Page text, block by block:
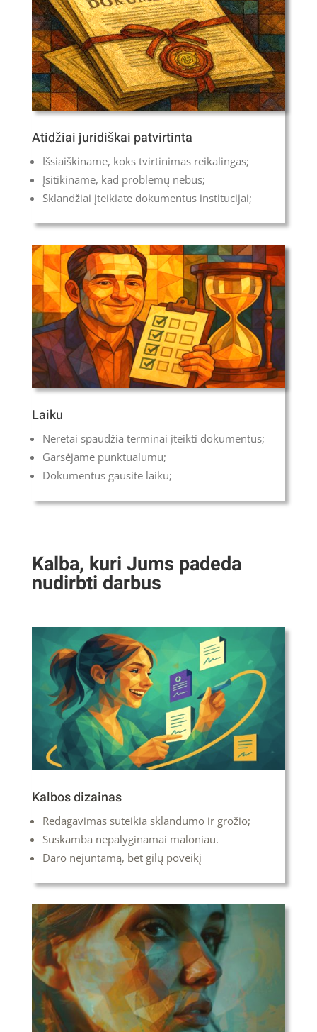
Atidžiai juridiškai patvirtinta
Išsiaiškiname, koks tvirtinimas reikalingas;
Įsitikiname, kad problemų nebus;
Sklandžiai įteikiate dokumentus institucijai;
Laiku
Neretai spaudžia terminai įteikti dokumentus;
Garsėjame punktualumu;
Dokumentus gausite laiku;
Kalba, kuri Jums padeda
nudirbti darbus
Kalbos dizainas
Redagavimas suteikia sklandumo ir grožio;
Suskamba nepalyginamai maloniau.
Daro nejuntamą, bet gilų poveikį